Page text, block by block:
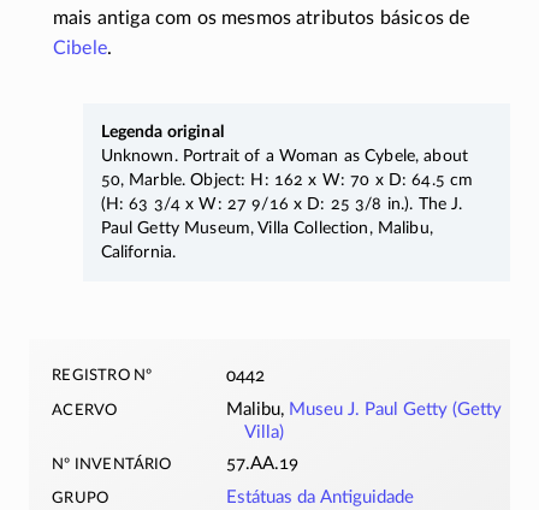
mais antiga com os mesmos atributos básicos de
Cibele.
Legenda original
Unknown. Portrait of a Woman as Cybele, about
50, Marble. Object: H: 162 x W: 70 x D: 64.5 cm
(H: 63 3/4 x W: 27 9/16 x D: 25 3/8 in.). The J.
Paul Getty Museum, Villa Collection, Malibu,
California.
registro nº 0442
acervo Malibu, Museu J. Paul Getty (Getty
Villa)
nº inventário 57.AA.19
grupo Estátuas da Antiguidade